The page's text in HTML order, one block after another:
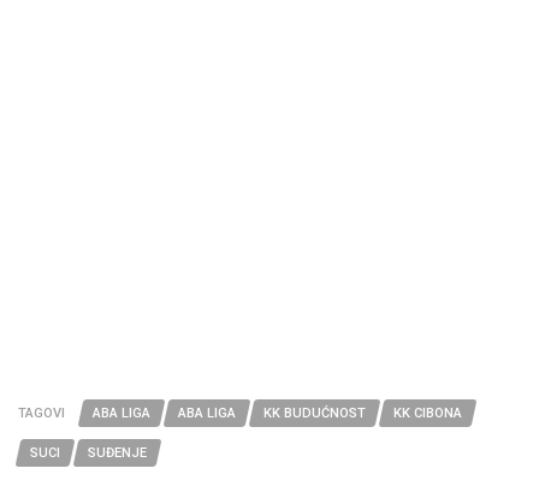
TAGOVI ABA LIGA ABA LIGA KK BUDUĆNOST KK CIBONA
SUCI SUĐENJE